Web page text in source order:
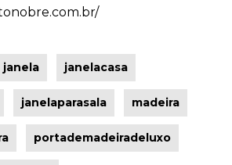
janela janelacasa
janelaparasala madeira
portademadeiradeluxo